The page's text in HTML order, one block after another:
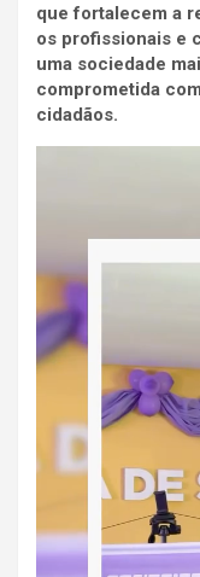
que fortalecem a
os profissionais e
uma sociedade
comprometida
cidadãos.